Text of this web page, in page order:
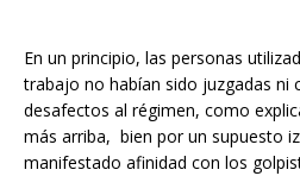
En un principio, las personas
trabajo no habían sido juzgadas ni
desafectos al régimen, como
más arriba, bien por un supuesto
manifestado afinidad con los